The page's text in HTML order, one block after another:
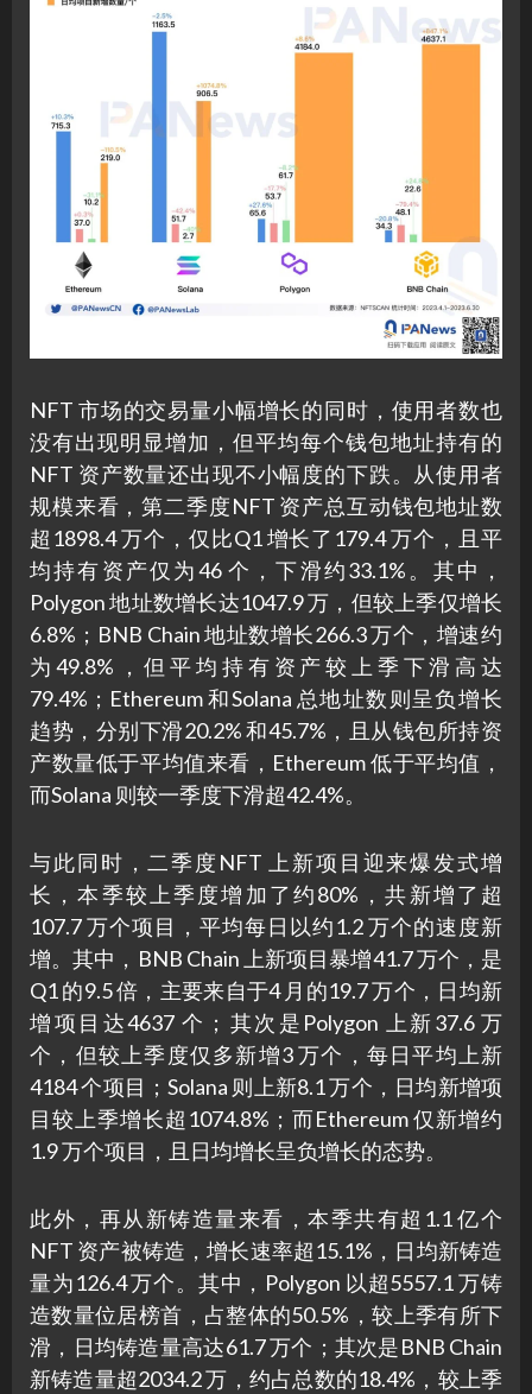
NFT 市场的交易量小幅增长的同时，使用者数也
没有出现明显增加，但平均每个钱包地址持有的
NFT 资产数量还出现不小幅度的下跌。从使用者
规模来看，第二季度NFT 资产总互动钱包地址数
超1898.4 万个，仅比Q1 增长了179.4 万个，且平
均持有资产仅为46 个，下滑约33.1%。其中，
Polygon 地址数增长达1047.9 万，但较上季仅增长
6.8%；BNB Chain 地址数增长266.3 万个，增速约
为49.8%，但平均持有资产较上季下滑高达
79.4%；Ethereum 和Solana 总地址数则呈负增长
趋势，分别下滑20.2% 和45.7%，且从钱包所持资
产数量低于平均值来看，Ethereum 低于平均值，
而Solana 则较一季度下滑超42.4%。
与此同时，二季度NFT 上新项目迎来爆发式增
长，本季较上季度增加了约80%，共新增了超
107.7 万个项目，平均每日以约1.2 万个的速度新
增。其中，BNB Chain 上新项目暴增41.7 万个，是
Q1 的9.5 倍，主要来自于4 月的19.7 万个，日均新
增项目达4637 个；其次是Polygon 上新37.6 万
个，但较上季度仅多新增3 万个，每日平均上新
4184 个项目；Solana 则上新8.1 万个，日均新增项
目较上季增长超1074.8%；而Ethereum 仅新增约
1.9 万个项目，且日均增长呈负增长的态势。
此外，再从新铸造量来看，本季共有超1.1 亿个
NFT 资产被铸造，增长速率超15.1%，日均新铸造
量为126.4 万个。其中，Polygon 以超5557.1 万铸
造数量位居榜首，占整体的50.5%，较上季有所下
滑，日均铸造量高达61.7 万个；其次是BNB Chain
新铸造量超2034.2 万，约占总数的18.4%，较上季